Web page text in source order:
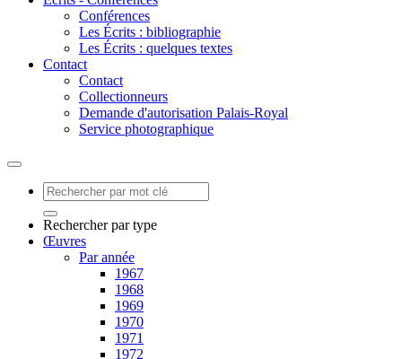
Conférences
Les Écrits : bibliographie
Les Écrits : quelques textes
Contact
Contact
Collectionneurs
Demande d'autorisation Palais-Royal
Service photographique
Rechercher par type
Œuvres
Par année
1967
1968
1969
1970
1971
1972